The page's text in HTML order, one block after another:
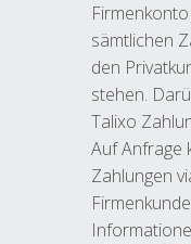
sämtlichen
den
stehen.
Talixo
Auf Anfrage
Zahlungen